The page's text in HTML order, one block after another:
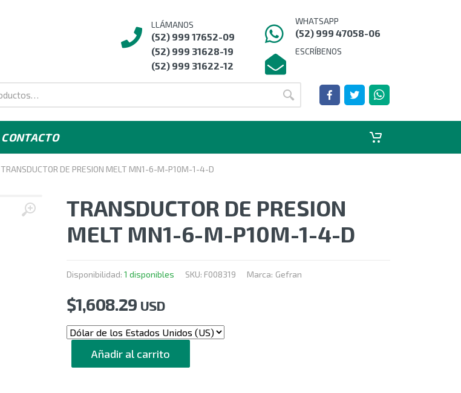
LLÁMANOS
(52) 999 17652-09
(52) 999 31628-19
(52) 999 31622-12
WHATSAPP
(52) 999 47058-06
ESCRÍBENOS
CONTACTO
TRANSDUCTOR DE PRESION MELT MN1-6-M-P10M-1-4-D
TRANSDUCTOR DE PRESION
MELT MN1-6-M-P10M-1-4-D
Disponibilidad: 1 disponibles SKU: F008319 Marca: Gefran
$1,608.29 USD
CANTIDAD
Añadir al carrito